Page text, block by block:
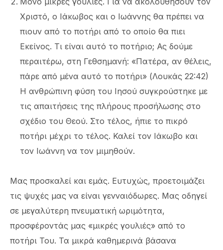
Χριστό, ο Ιάκωβος και ο Ιωάννης θα πρέπει να
πιουν από το ποτήρι από το οποίο θα πιει
Εκείνος. Τι είναι αυτό το ποτήριο; Ας δούμε
περαιτέρω, στη Γεθσημανή: «Πατέρα, αν θέλεις,
πάρε από μένα αυτό το ποτήρι» (Λουκάς 22:42)
Η ανθρώπινη φύση του Ιησού συγκρούστηκε με
τις απαιτήσεις της πλήρους προσήλωσης στο
σχέδιο του Θεού. Στο τέλος, ήπιε το πικρό
ποτήρι μέχρι το τέλος. Καλεί τον Ιάκωβο και
τον Ιωάννη να τον μιμηθούν.
Μας προσκαλεί και εμάς. Ευτυχώς, προετοιμάζει
τις ψυχές μας να είναι γενναιόδωρες. Μας οδηγεί
σε μεγαλύτερη πνευματική ωριμότητα,
προσφέροντάς μας «μικρές γουλιές» από το
ποτήρι Του. Τα μικρά καθημερινά βάσανα